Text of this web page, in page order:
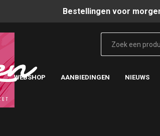
Bestellingen voor
WEBSHOP AANBIEDINGEN NIEUWS